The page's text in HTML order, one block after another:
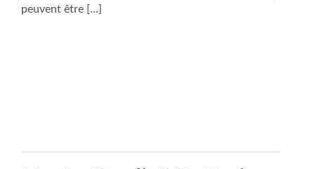
peuvent être […]